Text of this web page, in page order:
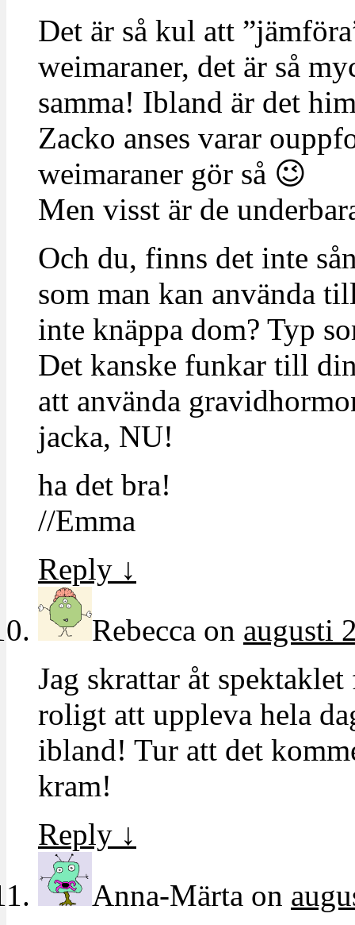
Det är så kul att
weimaraner, det är så
samma! Ibland är det
Zacko anses varar
weimaraner gör så 😉
Men visst är de
Och du, finns det inte
som man kan använda
inte knäppa dom? Typ
Det kanske funkar till
att använda
jacka, NU!
ha det bra!
//Emma
Reply ↓
Rebecca on augusti
Jag skrattar åt
roligt att uppleva hela
ibland! Tur att det
kram!
Reply ↓
Anna-Märta on